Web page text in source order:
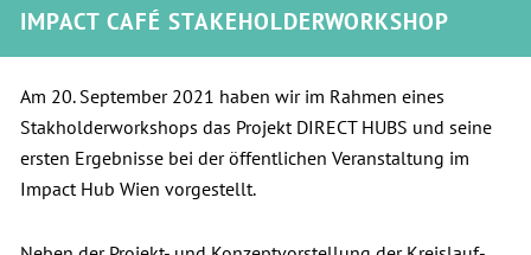
IMPACT CAFÉ STAKEHOLDERWORKSHOP
Am 20. September 2021 haben wir im Rahmen eines
Stakholderworkshops das Projekt DIRECT HUBS und seine
ersten Ergebnisse bei der öffentlichen Veranstaltung im
Impact Hub Wien vorgestellt.